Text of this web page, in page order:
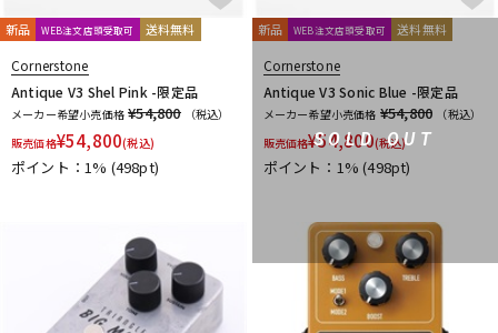
新品 WEB注文店頭受取可 送料無料
Cornerstone
Antique V3 Shel Pink -限定品
メーカー希望小売価格 ¥54,800
（税込）
販売価格¥54,800(税込)
ポイント：1% (498pt)
SOLD OUT
新品 WEB注文店頭受取可 送料無料
Cornerstone
Antique V3 Sonic Blue -限定品
メーカー希望小売価格 ¥54,800
（税込）
販売価格¥54,800(税込)
ポイント：1%(498pt)